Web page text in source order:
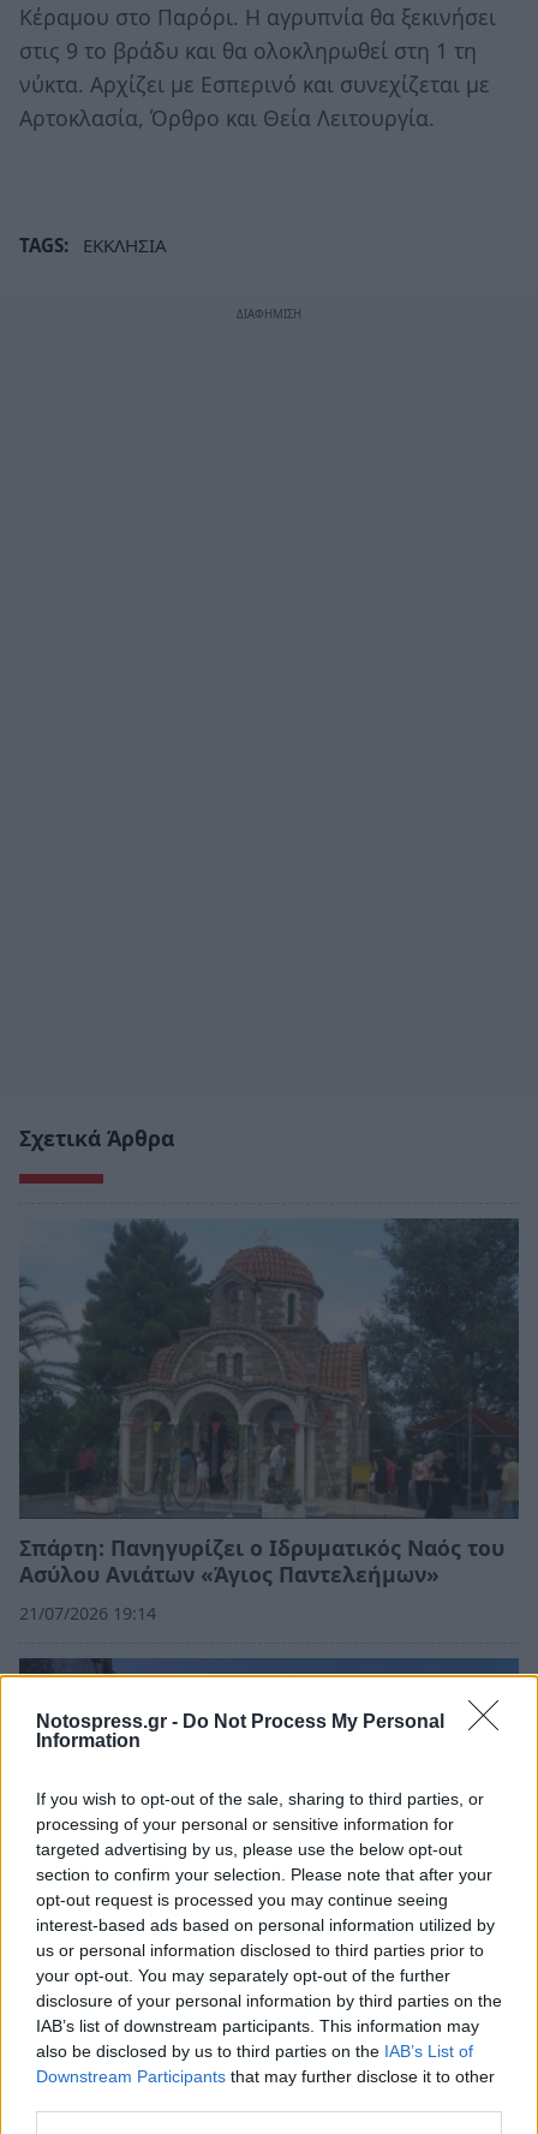
Notospress.gr - Do Not Process My Personal
Information
If you wish to opt-out of the sale, sharing to third parties, or
processing of your personal or sensitive information for
targeted advertising by us, please use the below opt-out
section to confirm your selection. Please note that after your
opt-out request is processed you may continue seeing
interest-based ads based on personal information utilized by
us or personal information disclosed to third parties prior to
your opt-out. You may separately opt-out of the further
disclosure of your personal information by third parties on the
IAB’s list of downstream participants. This information may
also be disclosed by us to third parties on the IAB’s List of
Downstream Participants that may further disclose it to other
Κέραμου στο Παρόρι. Η αγρυπνία θα ξεκινήσει
στις 9 το βράδυ και θα ολοκληρωθεί στη 1 τη
νύκτα. Αρχίζει με Εσπερινό και συνεχίζεται με
Αρτοκλασία, Όρθρο και Θεία Λειτουργία.
TAGS: ΕΚΚΛΗΣΙΑ
Σχετικά Άρθρα
Σπάρτη: Πανηγυρίζει ο Ιδρυματικός Ναός του
Ασύλου Ανιάτων «Άγιος Παντελεήμων»
21/07/2026 19:14
Γιορτή Προφήτη Ηλία: Γιατί οι εκκλησίες του
είναι πάντα ψηλά
20/07/2026 08:14